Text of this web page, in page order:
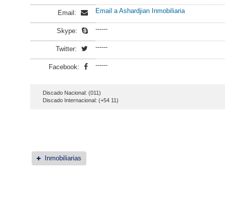
Email: Email a Ashardjian Inmobiliaria
Skype: ------
Twitter: ------
Facebook: ------
Discado Nacional: (011)
Discado Internacional: (+54 11)
Inmobiliarias